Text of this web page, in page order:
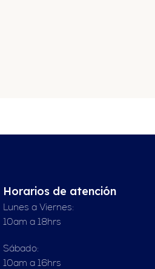
Horarios de atención
Lunes a Viernes:
10am a 18hrs
Sábado:
10am a 16hrs